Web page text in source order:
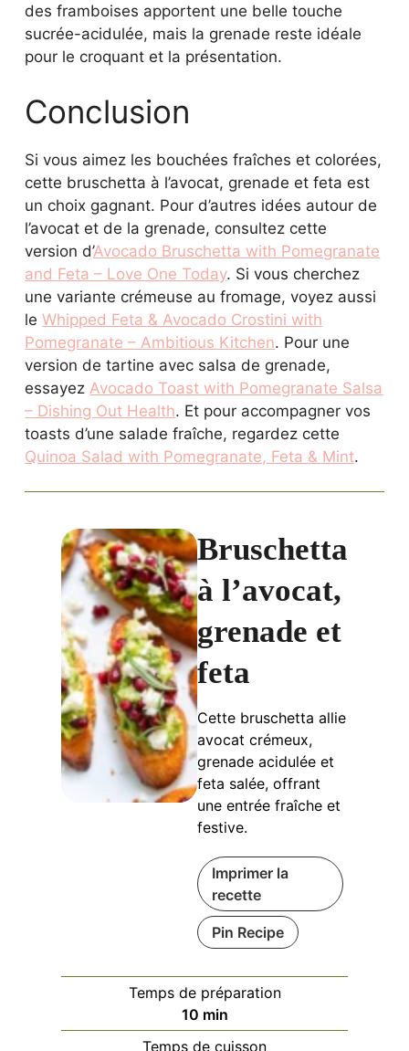
des framboises apportent une belle touche
sucrée-acidulée, mais la grenade reste idéale
pour le croquant et la présentation.
Conclusion
Si vous aimez les bouchées fraîches et colorées,
cette bruschetta à l’avocat, grenade et feta est
un choix gagnant. Pour d’autres idées autour de
l’avocat et de la grenade, consultez cette
version d’Avocado Bruschetta with Pomegranate
and Feta – Love One Today. Si vous cherchez
une variante crémeuse au fromage, voyez aussi
leWhipped Feta & Avocado Crostini with
Pomegranate – Ambitious Kitchen. Pour une
version de tartine avec salsa de grenade,
essayez Avocado Toast with Pomegranate Salsa
– Dishing Out Health. Et pour accompagner vos
toasts d’une salade fraîche, regardez cette
Quinoa Salad with Pomegranate, Feta & Mint.
Bruschetta
à l’avocat,
grenade et
feta
Cette bruschetta allie
avocat crémeux,
grenade acidulée et
feta salée, offrant
une entrée fraîche et
festive.
Imprimer la
recette
Pin Recipe
Temps de préparation
10minutes
min
Temps de cuisson